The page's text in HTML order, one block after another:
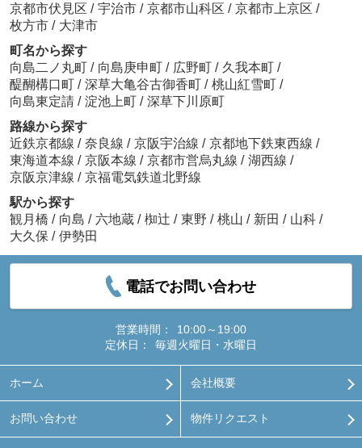
京都市伏見区 / 宇治市 / 京都市山科区 / 京都市上京区 /
枚方市 / 大津市
町名から探す
向島二ノ丸町 / 向島庚申町 / 広野町 / 久我本町 /
醍醐構口町 / 深草大亀谷古御香町 / 桃山紅雪町 /
向島東定請 / 淀池上町 / 深草下川原町
路線から探す
近鉄京都線 / 奈良線 / 京阪宇治線 / 京都地下鉄東西線 /
東海道本線 / 京阪本線 / 京都市営烏丸線 / 湖西線 /
京阪京津線 / 京福電気鉄道北野線
駅から探す
観月橋 / 向島 / 六地蔵 / 椥辻 / 東野 / 桃山 / 新田 / 山科 /
大久保 / 伊勢田
電話でお問い合わせ
営業時間：
10:00～19:00
定休日：
毎週火曜日・水曜日
ホーム 会社概要
お問い合わせ 物件リクエスト